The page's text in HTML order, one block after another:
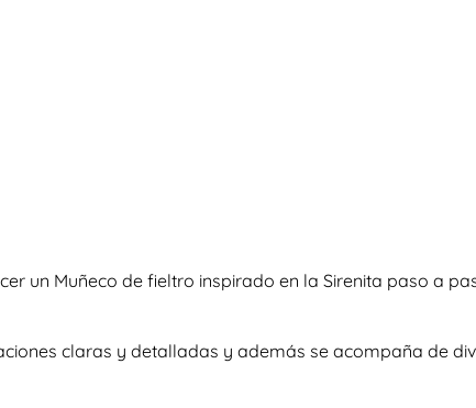
un Muñeco de fieltro inspirado en la Sirenita paso a
claras y detalladas y además se acompaña de